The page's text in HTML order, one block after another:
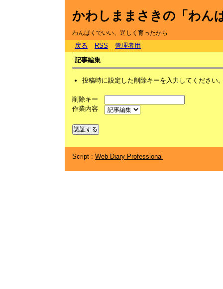
かわしままさきの「わん
わんぱくでいい、逞しく育ったから
戻る RSS
管理者用
記事編集
投稿時に設定した削除キーを入力してください
削除キー
作業内容
Script : Web Diary Professional